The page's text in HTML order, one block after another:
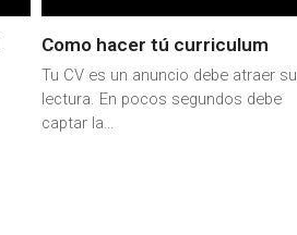
Como hacer tú curriculum
Tu CV es un anuncio debe atraer su
lectura. En pocos segundos debe
captar la…